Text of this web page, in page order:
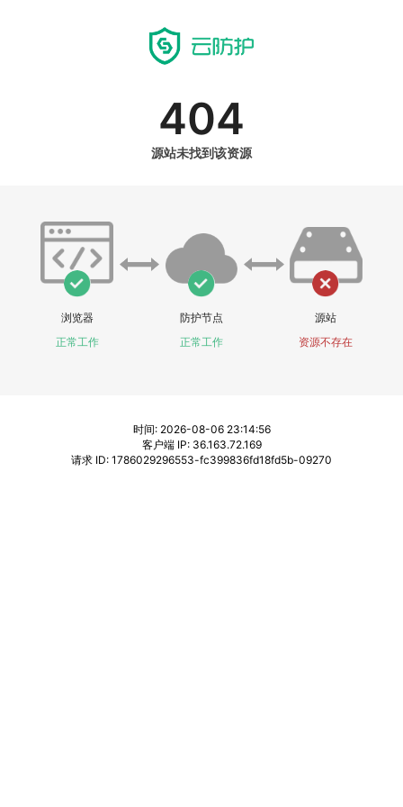
404
源站未找到该资源
浏览器
正常工作
防护节点
正常工作
源站
资源不存在
时间: 2026-08-06 23:14:56
客户端 IP: 36.163.72.169
请求 ID: 1786029296553-fc399836fd18fd5b-09270